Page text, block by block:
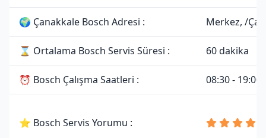
🌍 Çanakkale Bosch Adresi : Merkez, /
⌛ Ortalama Bosch Servis Süresi : 60 dakika
⏰ Bosch Çalışma Saatleri : 08:30 - 19:00
⭐ Bosch Servis Yorumu :